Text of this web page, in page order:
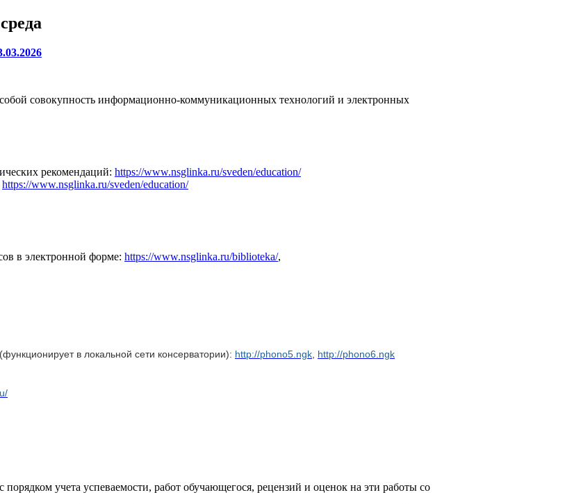
совокупность информационно-коммуникационных технологий и электронных
рекомендаций: https://www.nsglinka.ru/sveden/education/
https://www.nsglinka.ru/sveden/education/
в электронной форме: https://www.nsglinka.ru/biblioteka/,
в локальной сети консерватории): http://phono5.ngk http://phono6.ngk
учета успеваемости, работ обучающегося, рецензий и оценок на эти работы со